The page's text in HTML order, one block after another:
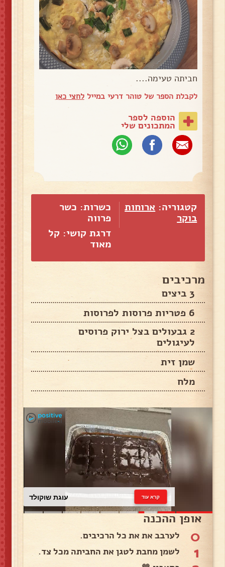
חביתה טעימה....
לקבלת הספר של טוהר דרעי במייללחצי כאן
הוספה לספר
המתכונים שלי
קטגוריה: ארוחות
בוקר
כשרות: כשר
פרווה
דרגת קושי: קל
מאוד
מרכיבים
3 ביצים
6 פטריות פרוסות לפרוסות
2 גבעולים בצל ירוק פרוסים
לעיגולים
שמן זית
מלח
עוגת שוקולד קרא עוד
אופן ההכנה
0 לערבב את את כל הרכיבים.
1 לשמן מחבת לטגן את החביתה מכל צד.